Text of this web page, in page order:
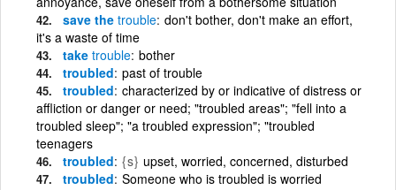
save the trouble don't bother, don't make an effort,
it's a waste of time
take trouble bother
troubled past of trouble
troubled characterized by or indicative of distress or
affliction or danger or need; "troubled areas"; "fell into a
troubled sleep"; "a troubled expression"; "troubled
teenagers
troubled {s} upset, worried, concerned, disturbed
troubled Someone who is troubled is worried